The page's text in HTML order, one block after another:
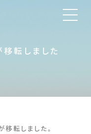
転しました
転しました。